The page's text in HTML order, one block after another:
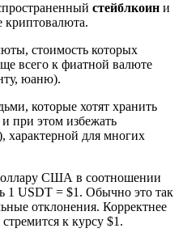
стейблкоин и
криптовалюта.
стоимость которых
всего к фиатной валюте
юаню).
которые хотят хранить
при этом избежать
характерной для многих
США в соотношении
1 USDT = $1. Обычно это так
отклонения. Корректнее
к курсу $1.